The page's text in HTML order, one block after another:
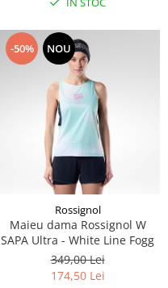
-50% NOU
Rossignol
Maieu dama Rossignol W
SAPA Ultra - White Line Fogg
349,00 Lei
174,50 Lei